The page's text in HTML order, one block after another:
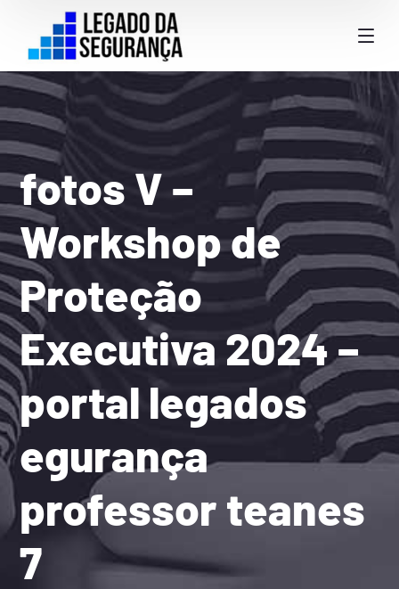
fotos V –
Workshop de
Proteção
Executiva 2024 –
portal legados
egurança
professor teanes
7